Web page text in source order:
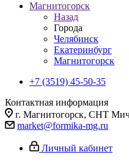
Магнитогорск
Назад
Города
Челябинск
Екатеринбург
Магнитогорск
+7 (3519) 45-50-35
Контактная информация
г. Магнитогорск, СНТ
market@formika-mg.ru
Личный кабинет